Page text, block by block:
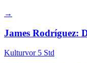
→
James Rodríguez:
Kulturvor 5 Std